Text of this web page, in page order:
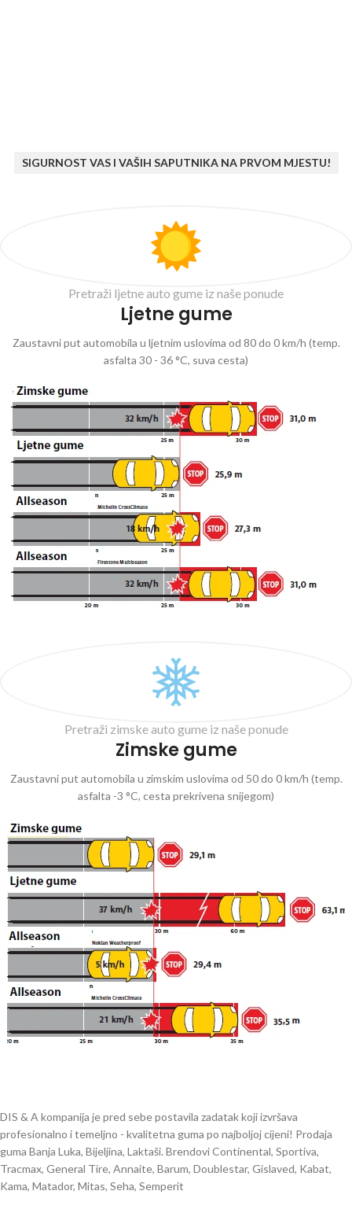
SIGURNOST VAS I VAŠIH SAPUTNIKA NA PRVOM MJESTU!
Pretraži ljetne auto gume iz naše ponude
Ljetne gume
Zaustavni put automobila u ljetnim uslovima od 80 do 0 km/h (temp.
asfalta 30 - 36 °C, suva cesta)
Pretraži zimske auto gume iz naše ponude
Zimske gume
Zaustavni put automobila u zimskim uslovima od 50 do 0 km/h (temp.
asfalta -3 °C, cesta prekrivena snijegom)
DIS & A kompanija je pred sebe postavila zadatak koji izvršava
profesionalno i temeljno - kvalitetna guma po najboljoj cijeni! Prodaja
guma Banja Luka, Bijeljina, Laktaši. Brendovi Continental, Sportiva,
Tracmax, General Tire, Annaite, Barum, Doublestar, Gislaved, Kabat,
Kama, Matador, Mitas, Seha, Semperit